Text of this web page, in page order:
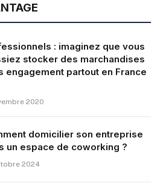
: imaginez que vous
stocker des marchandises
engagement partout en France
2020
domicilier son entreprise
un espace de coworking ?
2024